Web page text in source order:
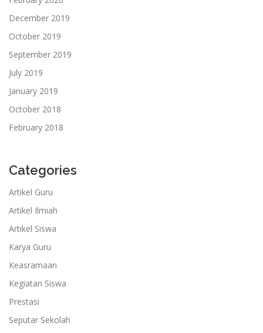
December 2019
October 2019
September 2019
July 2019
January 2019
October 2018
February 2018
Categories
Artikel Guru
Artikel Ilmiah
Artikel Siswa
Karya Guru
Keasramaan
Kegiatan Siswa
Prestasi
Seputar Sekolah